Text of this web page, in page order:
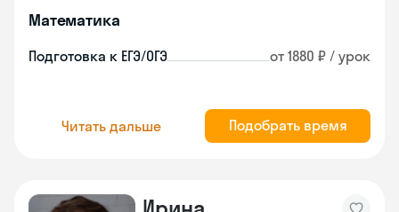
Математика
Подготовка к ЕГЭ/ОГЭ от 1880 ₽ / урок
Читать дальше Подобрать время